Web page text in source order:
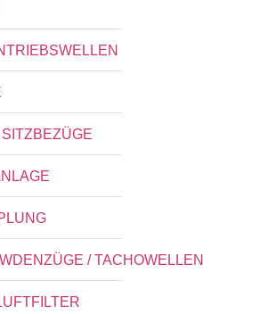
/ TACHOWELLEN